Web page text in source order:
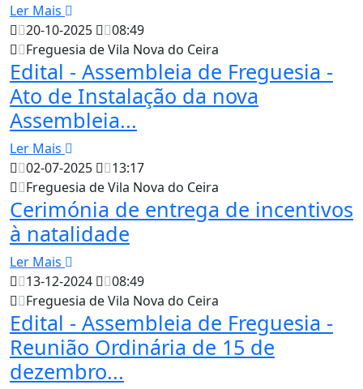
Ler Mais
20-10-2025
08:49
Freguesia de Vila Nova do Ceira
Edital - Assembleia de Freguesia -
Ato de Instalação da nova
Assembleia...
Ler Mais
02-07-2025
13:17
Freguesia de Vila Nova do Ceira
Cerimónia de entrega de incentivos
à natalidade
Ler Mais
13-12-2024
08:49
Freguesia de Vila Nova do Ceira
Edital - Assembleia de Freguesia -
Reunião Ordinária de 15 de
dezembro...